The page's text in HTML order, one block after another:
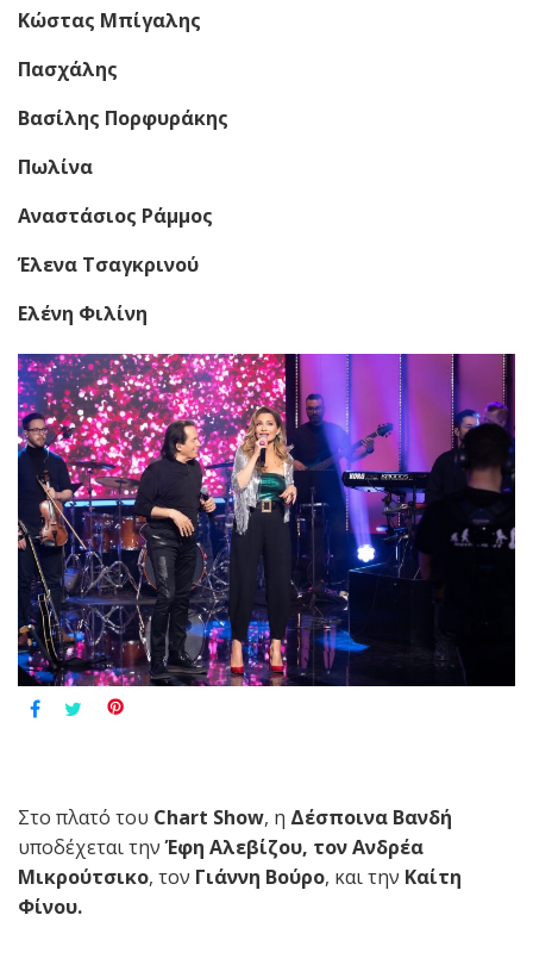
Κώστας Μπίγαλης
Πασχάλης
Βασίλης Πορφυράκης
Πωλίνα
Αναστάσιος Ράμμος
Έλενα Τσαγκρινού
Ελένη Φιλίνη
Στο πλατό του Chart Show, η Δέσποινα Βανδή
υποδέχεται τηνΈφη Αλεβίζου, τον Ανδρέα
Μικρούτσικο, τον Γιάννη Βούρο, και την Καίτη
Φίνου.